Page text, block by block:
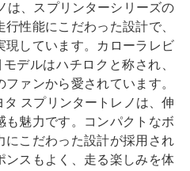
は、スプリンターシリーズの
性能にこだわった設計で、
現しています。カローラレビ
デルはハチロクと称され、
ァンから愛されています。
スプリンタートレノは、伸
も魅力です。コンパクトなボ
にこだわった設計が採用され
ンスもよく、走る楽しみを体